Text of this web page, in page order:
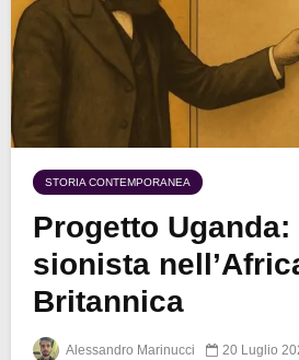
STORIA CONTEMPORANEA
Progetto
sionista
Britannica
Alessandro Marinucci 20 Luglio